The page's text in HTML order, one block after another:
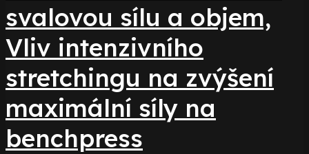
svalovou sílu a objem,
Vliv intenzivního
stretchingu na zvýšení
maximální síly na
benchpress